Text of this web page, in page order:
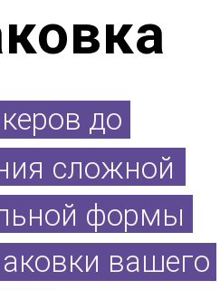
сложной
формы
до
вашего